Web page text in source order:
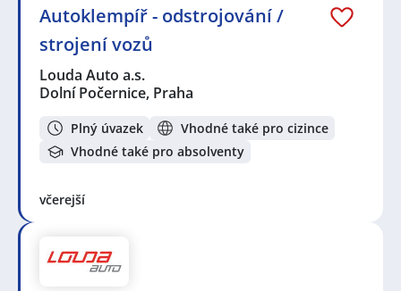
Autoklempíř - odstrojování /
strojení vozů
Louda Auto a.s.
Dolní Počernice, Praha
Plný úvazek
Vhodné také pro cizince
Vhodné také pro absolventy
včerejší